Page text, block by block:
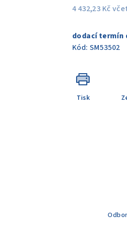
4 432,23 Kč
cena:
dodací termín
Kód: SM53502
Tisk